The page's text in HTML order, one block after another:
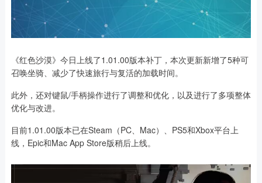
《红色沙漠》今日上线了1.01.00版本补丁，本次更新新增了5种可
召唤坐骑、减少了快速旅行与复活的加载时间。
此外，还对键鼠/手柄操作进行了调整和优化，以及进行了多项整体
优化与改进。
目前1.01.00版本已在Steam（PC、Mac）、PS5和Xbox平台上
线，Epic和Mac App Store版稍后上线。